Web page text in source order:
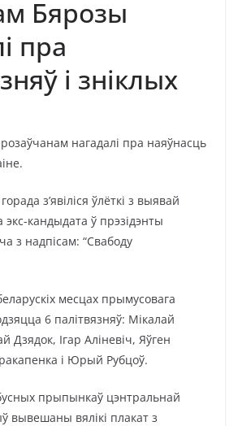
Бярозы
пра
і зніклых
нагадалі пра наяўнасць
з’явіліся ўлёткі з выявай
экс-кандыдата ў прэзідэнты
з надпісам: “Свабоду
месцах прымусовага
6 палітвязняў: Мікалай
Дзядок, Ігар Аліневіч, Яўген
і Юрый Рубцоў.
прыпынкаў цэнтральнай
вывешаны вялікі плакат з